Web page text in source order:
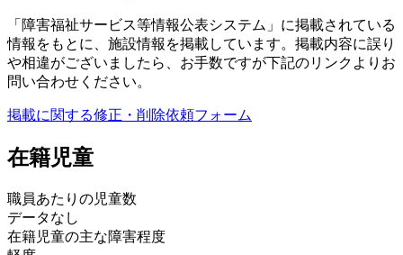
「障害福祉サービス等情報公表システム」に掲載されている
情報をもとに、施設情報を掲載しています。掲載内容に誤り
や相違がございましたら、お手数ですが下記のリンクよりお
問い合わせください。
掲載に関する修正・削除依頼フォーム
在籍児童
職員あたりの児童数
データなし
在籍児童の主な障害程度